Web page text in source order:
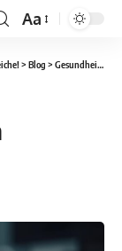
Aa
> Blog > Gesundheit >